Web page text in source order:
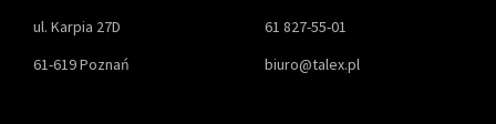
ul. Karpia 27D
61-619 Poznań
61 827-55-01
biuro@talex.pl